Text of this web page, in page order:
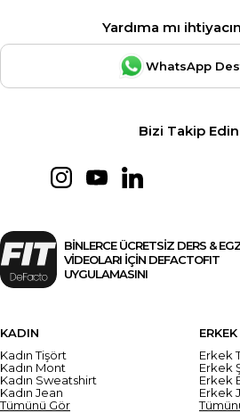
Yardıma mı
WhatsApp
Bizi Takip Edin
BİNLERCE ÜCRETSİZ DERS &
VİDEOLARI İÇİN DEFACTOFIT
UYGULAMASINI
KADIN
Kadın Tişört
Kadın Mont
Kadın Sweatshirt
Kadın Jean
Tümünü Gör
ERKEK
Erkek
Erkek
Erkek
Erkek